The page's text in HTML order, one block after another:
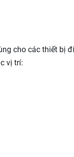
cho các thiết bị
vị trí: